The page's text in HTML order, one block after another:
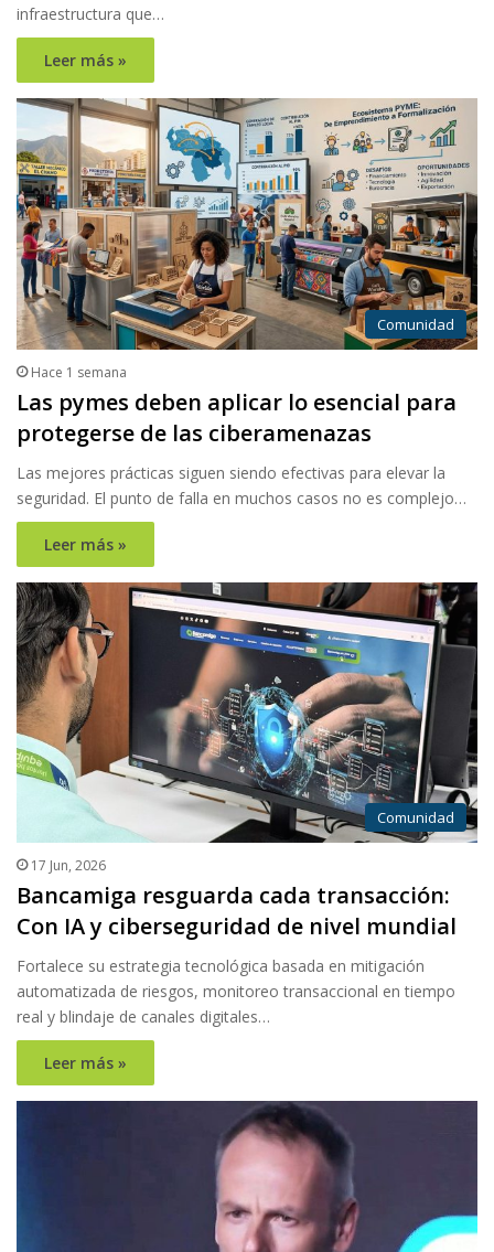
infraestructura que…
Leer más »
Comunidad
Hace 1 semana
Las pymes deben aplicar lo esencial para
protegerse de las ciberamenazas
Las mejores prácticas siguen siendo efectivas para elevar la
seguridad. El punto de falla en muchos casos no es complejo…
Leer más »
Comunidad
17 Jun, 2026
Bancamiga resguarda cada transacción:
Con IA y ciberseguridad de nivel mundial
Fortalece su estrategia tecnológica basada en mitigación
automatizada de riesgos, monitoreo transaccional en tiempo
real y blindaje de canales digitales…
Leer más »